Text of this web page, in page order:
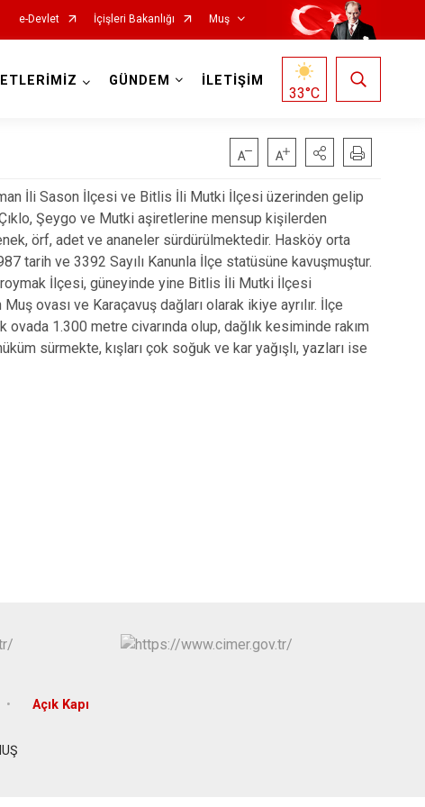
e-Devlet İçişleri Bakanlığı Muş
GÜNDEM İLETİŞİM
33°C
İli Sason İlçesi ve Bitlis İli Mutki İlçesi üzerinden gelip
Şeygo ve Mutki aşiretlerine mensup kişilerden
örf, adet ve ananeler sürdürülmektedir. Hasköy orta
tarih ve 3392 Sayılı Kanunla İlçe statüsüne kavuşmuştur.
İlçesi, güneyinde yine Bitlis İli Mutki İlçesi
ovası ve Karaçavuş dağları olarak ikiye ayrılır. İlçe
1.300 metre civarında olup, dağlık kesiminde rakım
sürmekte, kışları çok soğuk ve kar yağışlı, yazları ise
Açık Kapı